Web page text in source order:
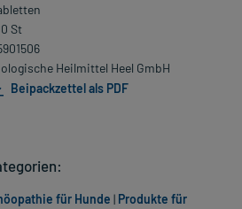
St
Heilmittel Heel GmbH
Beipackzettel als PDF
für Hunde | Produkte für